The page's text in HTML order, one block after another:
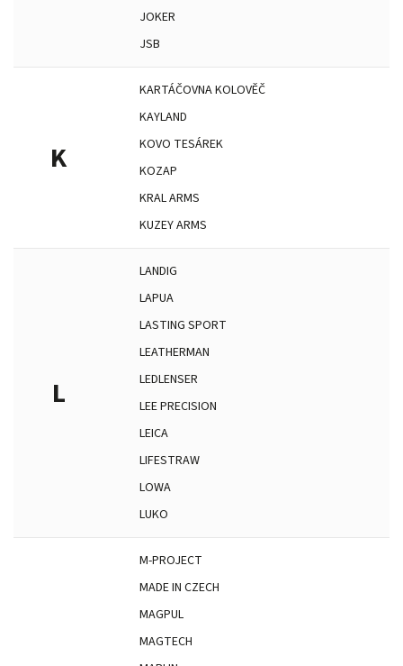
JOKER
JSB
K
KARTÁČOVNA KOLOVĚČ
KAYLAND
KOVO TESÁREK
KOZAP
KRAL ARMS
KUZEY ARMS
L
LANDIG
LAPUA
LASTING SPORT
LEATHERMAN
LEDLENSER
LEE PRECISION
LEICA
LIFESTRAW
LOWA
LUKO
M-PROJECT
MADE IN CZECH
MAGPUL
MAGTECH